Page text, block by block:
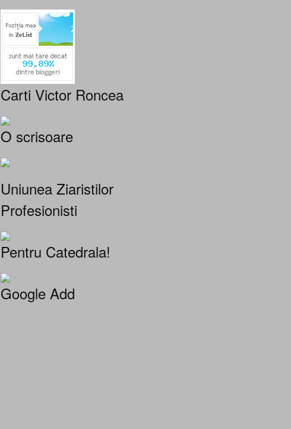
Carti Victor Roncea
O scrisoare
Uniunea Ziaristilor
Profesionisti
Pentru Catedrala!
Google Add